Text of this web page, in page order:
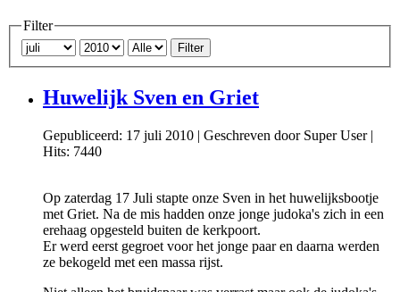
Filter
Filter
Huwelijk Sven en Griet
Gepubliceerd: 17 juli 2010 | Geschreven door Super User|
Hits: 7440
Op zaterdag 17 Juli stapte onze Sven in het huwelijksbootje
met Griet. Na de mis hadden onze jonge judoka's zich in een
erehaag opgesteld buiten de kerkpoort.
Er werd eerst gegroet voor het jonge paar en daarna werden
ze bekogeld met een massa rijst.